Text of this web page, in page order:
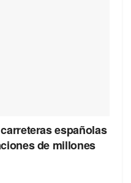
españolas
de millones